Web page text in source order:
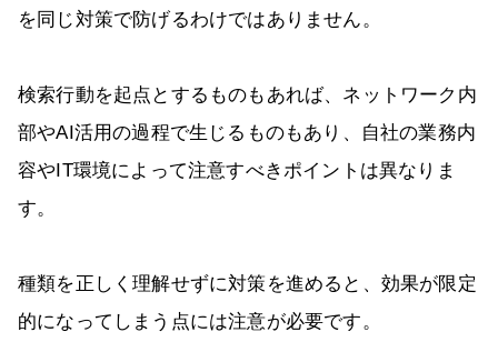
を同じ対策で防げるわけではありません。
検索行動を起点とするものもあれば、ネットワーク内
部やAI活用の過程で生じるものもあり、自社の業務内
容やIT環境によって注意すべきポイントは異なりま
す。
種類を正しく理解せずに対策を進めると、効果が限定
的になってしまう点には注意が必要です。